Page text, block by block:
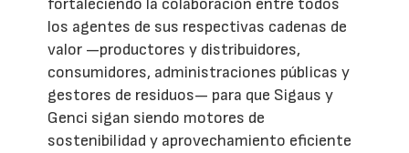
fortaleciendo la colaboración entre todos
los agentes de sus respectivas cadenas de
valor —productores y distribuidores,
consumidores, administraciones públicas y
gestores de residuos— para que Sigaus y
Genci sigan siendo motores de
sostenibilidad y aprovechamiento eficiente